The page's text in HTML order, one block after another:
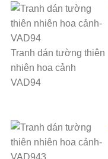
Tranh dán tường thiên
nhiên hoa cảnh
VAD94